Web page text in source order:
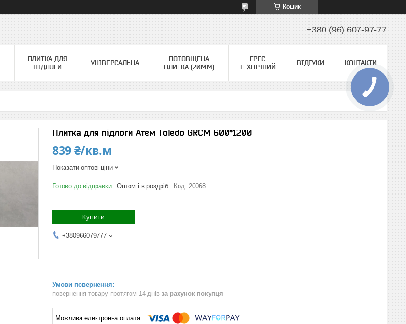
Кошик
+380 (96) 607-97-77
ПЛИТКА ДЛЯ
ПІДЛОГИ
УНІВЕРСАЛЬНА
ПОТОВЩЕНА
ПЛИТКА (20ММ)
ГРЕС
ТЕХНІЧНИЙ
ВІДГУКИ КОНТАКТИ
Плитка для підлоги Атем Toledo GRСM 600*1200
839 ₴/кв.м
Показати оптові ціни
Готово до відправки Оптом і в роздріб Код: 20068
Купити
+380966079777
повернення товару протягом 14 днів за рахунок покупця